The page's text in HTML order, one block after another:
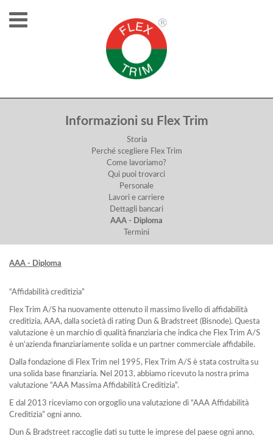
AAA - DIPLOMA
Informazioni su Flex Trim
Storia
Perché scegliere Flex Trim
Come lavoriamo?
Qui puoi trovarci
Personale
Lavori e carriere
Dettagli bancari
AAA - Diploma
Termini
AAA - Diploma
“Affidabilità creditizia”
Flex Trim A/S ha nuovamente ottenuto il massimo livello di affidabilità
creditizia, AAA, dalla società di rating Dun & Bradstreet (Bisnode). Questa
valutazione è un marchio di qualità finanziaria che indica che Flex Trim A/S
è un’azienda finanziariamente solida e un partner commerciale affidabile.
Dalla fondazione di Flex Trim nel 1995, Flex Trim A/S è stata costruita su
una solida base finanziaria. Nel 2013, abbiamo ricevuto la nostra prima
valutazione “AAA Massima Affidabilità Creditizia”.
E dal 2013 riceviamo con orgoglio una valutazione di “AAA Affidabilità
Creditizia” ogni anno.
Dun & Bradstreet raccoglie dati su tutte le imprese del paese ogni anno.